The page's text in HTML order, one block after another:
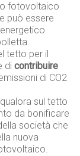
fotovoltaico
può essere
tetto per il
dicontribuire
di CO2
sul tetto
da bonificare
società che
nuova